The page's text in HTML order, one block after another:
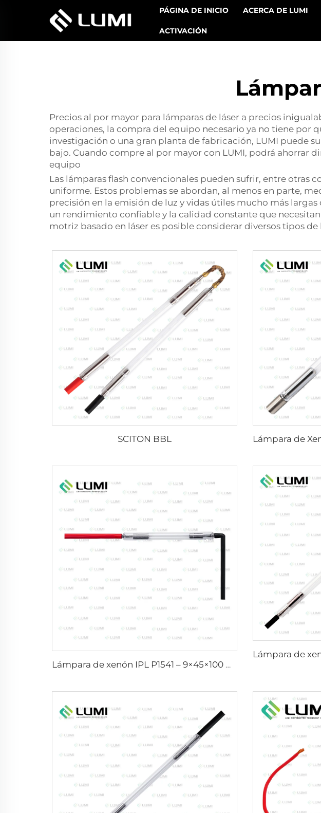
PÁGINA DE INICIO ACERCA DE LUMI
ACTIVACIÓN
Precios al por mayor para lámparas de láser a precios
operaciones, la compra del equipo necesario ya no tiene por
investigación o una gran planta de fabricación, LUMI puede
bajo. Cuando compre al por mayor con LUMI, podrá ahorrar
equipo
Las lámparas flash convencionales pueden sufrir, entre
uniforme. Estos problemas se abordan, al menos en parte,
precisión en la emisión de luz y vidas útiles mucho más
un rendimiento confiable y la calidad constante que
motriz basado en láser es posible considerar diversos tipos
SCITON BBL
Lámpara de xenón IPL P1541 – 9×45×100 mm